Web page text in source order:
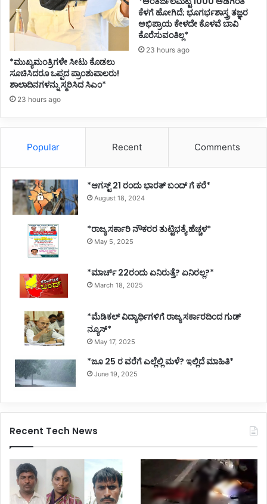
e
t
o
b
e
C
e
s
*ಮುಖ್ಯಮಂತ್ರಿಗಳೇ ಸೀಟು ಕೊಡಲು
ಸೂಚಿಸಿದರೂ ಒಪ್ಪದ ಪ್ರಾಂಶುಪಾಲರು!
ಶಾಲಾದಿನಗಳನ್ನು ಸ್ಮರಿಸಿದ ಸಿಎಂ*
23 hours ago
ಕೆಳಗೆ ಹೋಗಿದೆ; ಭೂಗರ್ಭಶಾಸ್ತ್ರ ತಜ್ಞರ
ಅಭಿಪ್ರಾಯ ಕೇಳದೇ ಕೊಳವೆ ಬಾವಿ
ಕೊರೆಸುವಂತಿಲ್ಲ*
23 hours ago
Popular Recent Comments
*ಆಗಸ್ಟ್ 21 ರಂದು ಭಾರತ್‌ ಬಂದ್‌ ಗೆ ಕರೆ*
August 18, 2024
*ರಾಜ್ಯ ಸರ್ಕಾರಿ ನೌಕರರ ತುಟ್ಟಿಭತ್ಯೆ ಹೆಚ್ಚಳ*
May 5, 2025
*ಮಾರ್ಚ್ 22ರಂದು ಏನಿರುತ್ತೆ? ಏನಿರಲ್ಲ?*
March 18, 2025
*ಮೆಡಿಕಲ್ ವಿದ್ಯಾರ್ಥಿಗಳಿಗೆ ರಾಜ್ಯ ಸರ್ಕಾರದಿಂದ ಗುಡ್
ನ್ಯೂಸ್*
May 17, 2025
*ಜೂ 25 ರ ವರೆಗೆ ಎಲ್ಲೆಲ್ಲಿ ಮಳೆ? ಇಲ್ಲಿದೆ ಮಾಹಿತಿ*
June 19, 2025
Recent Tech News